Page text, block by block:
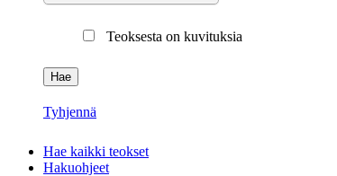
Teoksesta on kuvituksia
Tyhjennä
Hae kaikki teokset
Hakuohjeet